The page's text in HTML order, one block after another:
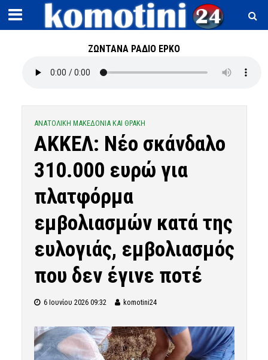
ΖΩΝΤΑΝΑ ΡΑΔΙΟ ΕΡΚΟ
ΑΝΑΤΟΛΙΚΗ ΜΑΚΕΔΟΝΙΑ ΚΑΙ ΘΡΑΚΗ
ΑΚΚΕΛ: Νέο σκάνδαλο
310.000 ευρώ για
πλατφόρμα
εμβολιασμών κατά της
ευλογιάς, εμβολιασμός
που δεν έγινε ποτέ
6 Ιουνίου 2026 09:32 komotini24